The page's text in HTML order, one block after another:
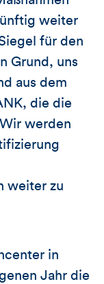
weiter
für den
Grund, uns
aus dem
die die
werden
weiter zu
in
Jahr die